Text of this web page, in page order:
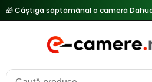
🔥Reduceri de pana la 25% doar in